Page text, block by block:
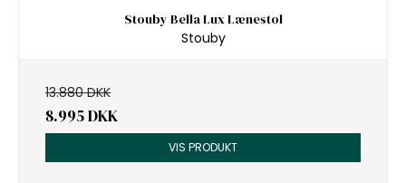
Stouby Bella Lux Lænestol
Stouby
13.880 DKK
8.995 DKK
VIS PRODUKT